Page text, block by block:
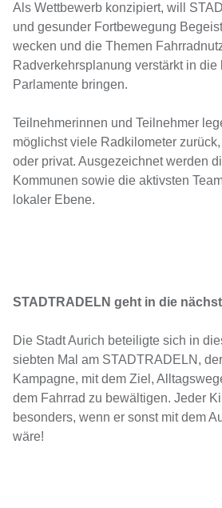
Als Wettbewerb konzipiert, will
und gesunder Fortbewegung
wecken und die Themen
Radverkehrsplanung verstärkt in die
Parlamente bringen.
Teilnehmerinnen und Teilnehmer
möglichst viele Radkilometer
oder privat. Ausgezeichnet werden
Kommunen sowie die aktivsten
lokaler Ebene.
STADTRADELN geht in die
Die Stadt Aurich beteiligte sich in
siebten Mal am STADTRADELN,
Kampagne, mit dem Ziel,
dem Fahrrad zu bewältigen. Jeder
besonders, wenn er sonst mit dem
wäre!